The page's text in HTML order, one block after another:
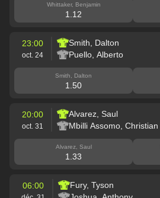
Whittaker, Benjamin
1.12
23:00
oct. 24
Smith, Dalton
Puello, Alberto
Smith, Dalton
1.50
20:00
oct. 31
Alvarez, Saul
Mbilli Assomo, Christian
Alvarez, Saul
1.33
06:00
Fury, Tyson